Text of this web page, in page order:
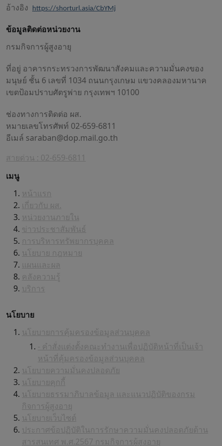
อ้างอิง https://shorturl.asia/CbYMj
ข้อมูลติดต่อหน่วยงาน
กรมกิจการผู้สูงอายุ
ที่อยู่ อาคารกระทรวงการพัฒนาสังคมและความมั่นคงของ
มนุษย์ ชั้น 6 เลขที่ 1034 ถนนกรุงเกษม แขวงคลองมหานาค
เขตป้อมปราบศัตรูพ่าย กรุงเทพฯ 10100
ช่องทางการติดต่อ ผส.
หมายเลขโทรศัพท์ 02-659-6811
อีเมล์ saraban@dop.mail.go.th
สายด่วน : 02-659-6811
เมนู
หน้าแรก
เกี่ยวกับ ผส.
หน่วยงานภายใน
ข่าวประชาสัมพันธ์
การบริหารทรัพยากรบุคคล
นโยบาย กฎหมาย
แผนและผล
คลังความรู้
บริการ
นโยบาย
นโยบายการคุ้มครองข้อมูลส่วนบุคคล
- คำสั่งแต่งตั้งคณะทำงานเพื่อปฏิบัติหน้าที่เป็นเจ้า
หน้าที่คุ้มครองข้อมูลส่วนบุคคล
นโยบายความมั่นคงปลอดภัย
นโยบายคุกกี้
นโยบายธรรมาภิบาลข้อมูล และแนวปฏิบัติของกรม
กิจการผู้สูงอายุ
นโยบายเว็บไซต์
ประกาศข้อปฏิบัติในการรักษาความมั่นคงปลอดภัยด้าน
สารสนเทศ พ.ศ.2567 กรมกิจการผู้สูงอายุ